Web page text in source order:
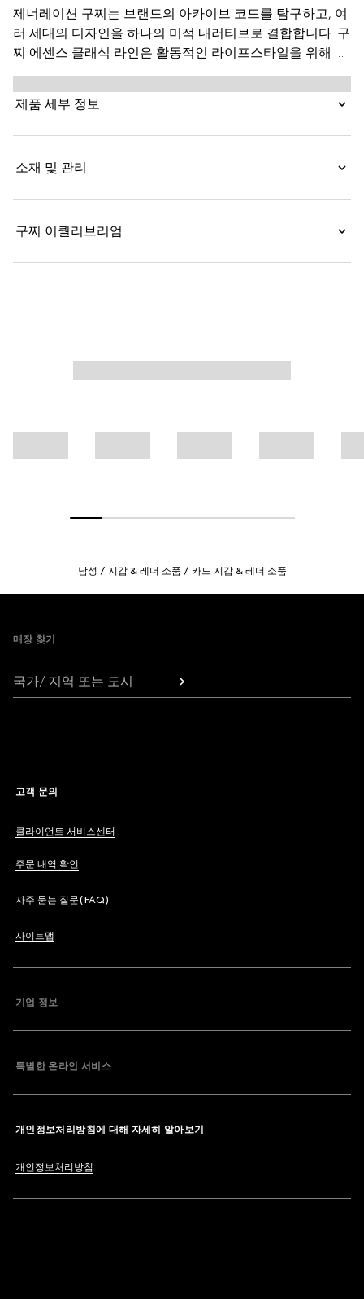
제너레이션 구찌는 브랜드의 아카이브 코드를 탐구하고, 여
러 세대의 디자인을 하나의 미적 내러티브로 결합합니다. 구
찌 에센스 클래식 라인은 활동적인 라이프스타일을 위해 디
자인되었습니다. 가볍고 부드럽게 구조화된 각 제품은 블랙
GG 코팅 캔버스로 제작되었습니다. 이 카드 케이스는 토널
레더 내부로 마감되었습니다.
제품 세부 정보
소재 및 관리
구찌 이퀄리브리엄
남성 지갑 & 레더 소품 카드 지갑 & 레더 소품
매장 찾기
국가/ 지역 또는 도시
고객 문의
클라이언트 서비스센터
주문 내역 확인
자주 묻는 질문(FAQ)
사이트맵
기업 정보
특별한 온라인 서비스
개인정보처리방침에 대해 자세히 알아보기
개인정보처리방침